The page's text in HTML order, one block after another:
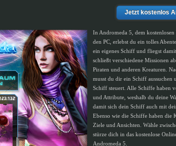
Jetzt kostenlos
In Andromeda 5, dem
den PC, erlebst du ein tolles
ein eigenes Schiff und fliegst
schließt verschiedene Missionen
Piraten und anderen Kreaturen.
musst du dir ein Schiff aussuchen
Schiff steuert. Alle Schiffe haben
und Attribute, weshalb du deine
damit sich dein Schiff auch mit
Ebenso wie die Schiffe haben die
Ziele und Ansichten. Wähle
stürze dich in das kostenlose
Andromeda 5.